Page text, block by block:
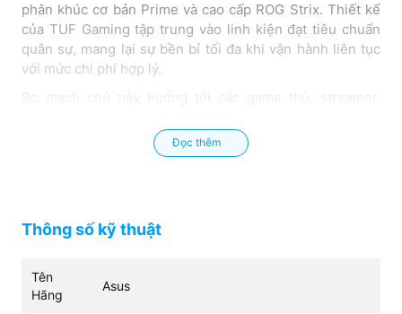
phân khúc cơ bản Prime và cao cấp ROG Strix. Thiết kế
của TUF Gaming tập trung vào linh kiện đạt tiêu chuẩn
quân sự, mang lại sự bền bỉ tối đa khi vận hành liên tục
với mức chi phí hợp lý.
dựng cấu hình PC hiệu năng cao. Đây là nền t chân vững
chắc cho những ai định tối ưu hóa phần cứng bằng CPU
DDR5
dễ dàng nắm bắt các đặc tính phần cứng cơ bản của
Mainboard ASUS TUF Gaming Z790-Plus Wifi DDR5
Đọc thêm
Thông số kỹ thuật
Tên
Hãng
Asus